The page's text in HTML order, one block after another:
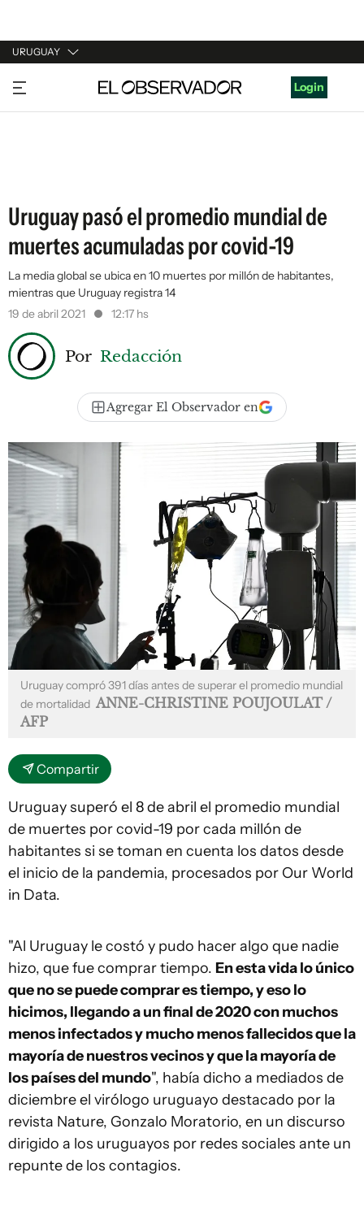
URUGUAY
URUGUAY
ARGENTINA
Login
Uruguay pasó el promedio mundial de
muertes acumuladas por covid-19
La media global se ubica en 10 muertes por millón de habitantes,
mientras que Uruguay registra 14
19 de abril 2021
12:17 hs
Por Redacción
Agregar El Observador en
Uruguay compró 391 días antes de superar el promedio mundial
de mortalidad ANNE-CHRISTINE POUJOULAT /
AFP
Compartir
Uruguay superó el 8 de abril el promedio mundial
de muertes por covid-19 por cada millón de
habitantes si se toman en cuenta los datos desde
el inicio de la pandemia, procesados por Our World
in Data.
"Al Uruguay le costó y pudo hacer algo que nadie
hizo, que fue comprar tiempo. En esta vida lo único
que no se puede comprar es tiempo, y eso lo
hicimos, llegando a un final de 2020 con muchos
menos infectados y mucho menos fallecidos que la
mayoría de nuestros vecinos y que la mayoría de
los países del mundo", había dicho a mediados de
diciembre el virólogo uruguayo destacado por la
revista Nature, Gonzalo Moratorio, en un discurso
dirigido a los uruguayos por redes sociales ante un
repunte de los contagios.